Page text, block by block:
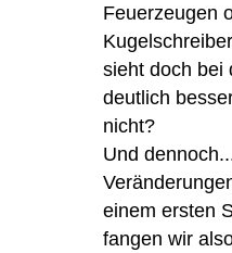
Feuerzeugen
sieht doch bei
deutlich
nicht?
Und
einem ersten
fangen wir